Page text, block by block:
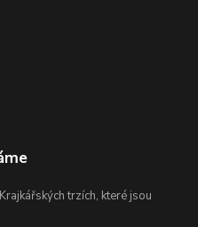
trzích, které jsou